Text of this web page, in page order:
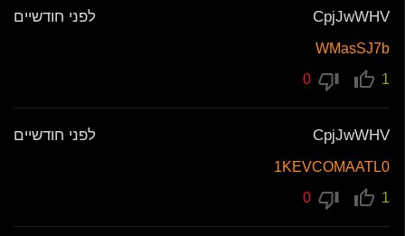
CpjJwWHV לפני חודשיים
WMasSJ7b
1
CpjJwWHV לפני חודשיים
1KEVCOMAATL0
1